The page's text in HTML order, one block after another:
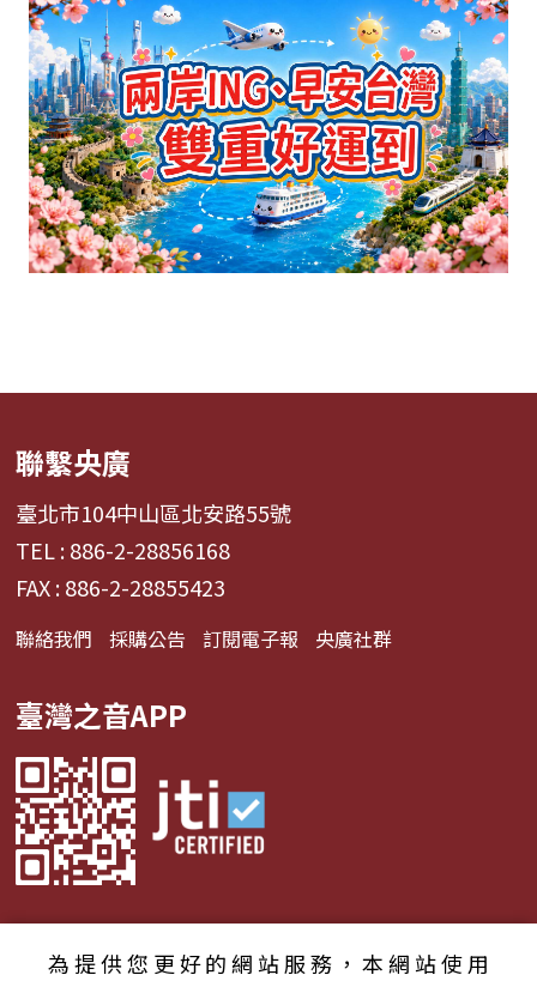
聯繫央廣
臺北市104中山區北安路55號
TEL : 886-2-28856168
FAX : 886-2-28855423
聯絡我們 採購公告 訂閱電子報 央廣社群
臺灣之音APP
為提供您更好的網站服務，本網站使用